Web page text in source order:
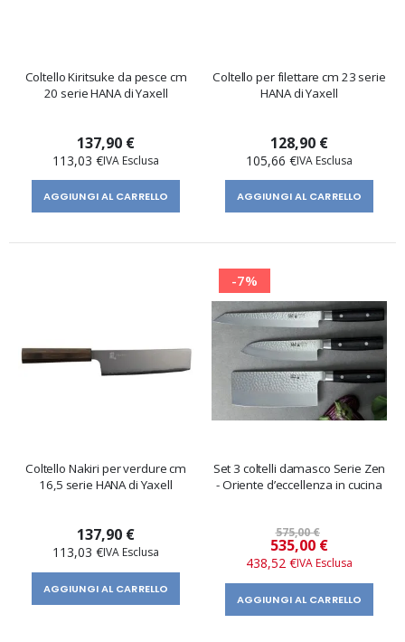
Coltello Kiritsuke da pesce cm
20 serie HANA di Yaxell
137,90 €
113,03 €
AGGIUNGI AL CARRELLO
Coltello per filettare cm 23 serie
HANA di Yaxell
128,90 €
105,66 €
AGGIUNGI AL CARRELLO
Coltello Nakiri per verdure cm
16,5 serie HANA di Yaxell
137,90 €
113,03 €
AGGIUNGI AL CARRELLO
-7%
Set 3 coltelli damasco Serie Zen
- Oriente d’eccellenza in cucina
575,00 €
Prezzo
speciale
535,00 €
438,52 €
AGGIUNGI AL CARRELLO